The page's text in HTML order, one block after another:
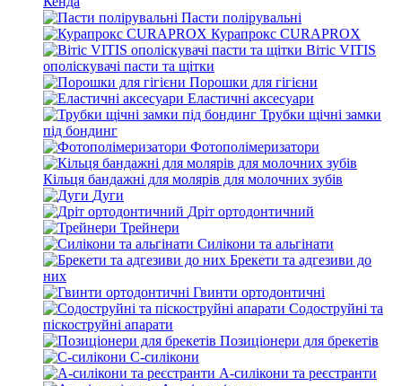
Пасти полірувальні
Курапрокс CURAPROX
Вітіс VITIS
ополіскувачі пасти та щітки
Порошки для гігієни
Еластичні аксесуари
Трубки щічні замки
під бондинг
Фотополімеризатори
Кільця бандажні для молярів для молочних зубів
Дуги
Дріт ортодонтичний
Трейнери
Силікони та альгінати
Брекети та адгезиви до
них
Гвинти ортодонтичні
Содоструйні та
піскоструйні апарати
Позиціонери для брекетів
С-силікони
А-силікони та реєстранти